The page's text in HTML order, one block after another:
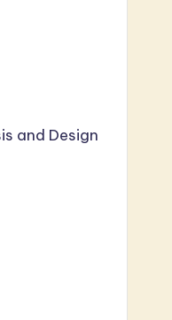
and Design